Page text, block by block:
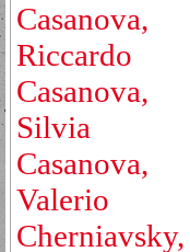
Casanova,
Riccardo
Casanova,
Silvia
Casanova,
Valerio
Cherniavsky,